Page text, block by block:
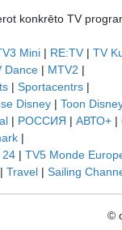
konkrēto TV
Mini | RE:TV | TV
Dance | MTV2 |
| Sportacentrs |
Disney | Toon
| РОССИЯ | АВТО+ |
|
24 | TV5 Monde
| Travel | Sailing
©